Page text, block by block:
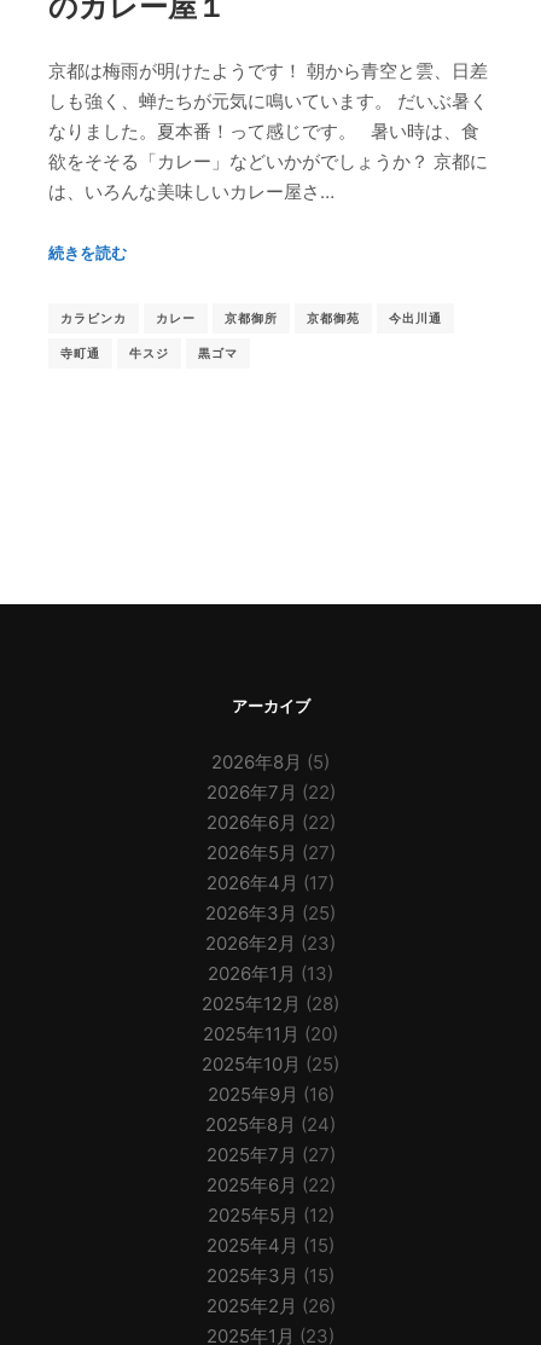
のカレー屋１
京都は梅雨が明けたようです！ 朝から青空と雲、日差
しも強く、蝉たちが元気に鳴いています。 だいぶ暑く
なりました。夏本番！って感じです。 暑い時は、食
欲をそそる「カレー」などいかがでしょうか？ 京都に
は、いろんな美味しいカレー屋さ…
続きを読む
カラビンカ カレー 京都御所 京都御苑 今出川通
寺町通 牛スジ 黒ゴマ
アーカイブ
2026年8月 (5)
2026年7月 (22)
2026年6月 (22)
2026年5月 (27)
2026年4月 (17)
2026年3月 (25)
2026年2月 (23)
2026年1月 (13)
2025年12月 (28)
2025年11月 (20)
2025年10月 (25)
2025年9月 (16)
2025年8月 (24)
2025年7月 (27)
2025年6月 (22)
2025年5月 (12)
2025年4月 (15)
2025年3月 (15)
2025年2月 (26)
2025年1月 (23)